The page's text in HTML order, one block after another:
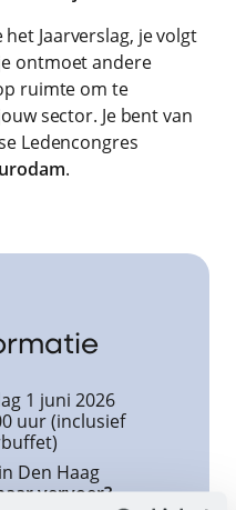
Jaarverslag, je volgt
ontmoet andere
ruimte om te
sector. Je bent van
Ledencongres
.
1 juni 2026
uur (inclusief
Den Haag
vervoer?